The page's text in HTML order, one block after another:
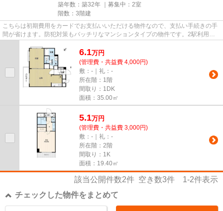
築年数：築32年 ｜募集中： 2室
階数：3階建
こちらは初期費用をカードでお支払いいただける物件なので、支払い手続きの手
間が省けます。防犯対策もバッチリなマンションタイプの物件です。2駅利用可
6.1万円
(管理費・共益費 4,000円)
敷：-｜礼：-
所在階：1階
間取り：1DK
面積：35.00㎡
5.1万円
(管理費・共益費 3,000円)
敷：-｜礼：-
所在階：2階
間取り：1K
面積：19.40㎡
該当公開件数2件 空き数3件 1-2件表示
チェックした物件をまとめて